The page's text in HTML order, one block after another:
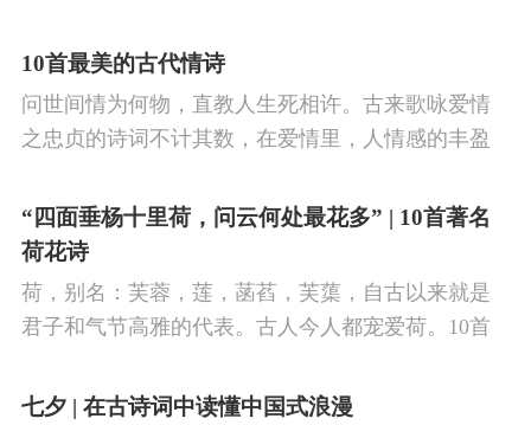
了四时“气”的变化，立秋是阳气渐收、阴气渐长，由
10首最美的古代情诗
问世间情为何物，直教人生死相许。古来歌咏爱情
之忠贞的诗词不计其数，在爱情里，人情感的丰盈
笔下生辉。10首绝美的爱情古诗词，与你一起感受
情之幽微，爱之可贵。
“四面垂杨十里荷，问云何处最花多” | 10首著名
荷花诗
荷，别名：芙蓉，莲，菡萏，芙蕖，自古以来就是
君子和气节高雅的代表。古人今人都宠爱荷。10首
杨万里泉眼无声惜细流，树阴照水爱晴柔。
七夕 | 在古诗词中读懂中国式浪漫